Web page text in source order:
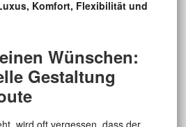
Komfort, Flexibilität und
Wünschen:
Gestaltung